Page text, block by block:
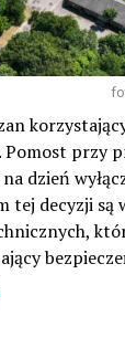
Pomost przy
dzień
tej decyzji są